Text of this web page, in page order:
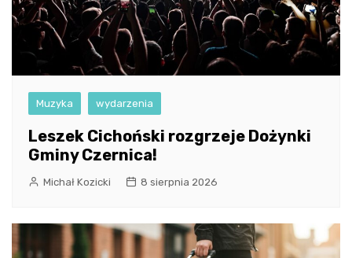
Muzyka wydarzenia
Leszek Cichoński rozgrzeje Dożynki
Gminy Czernica!
Michał Kozicki 8 sierpnia 2026